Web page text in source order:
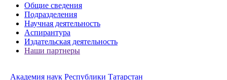
Общие сведения
Подразделения
Научная деятельность
Аспирантура
Издательская деятельность
Наши партнеры
Академия наук Республики Татарстан